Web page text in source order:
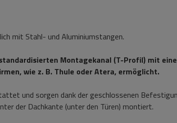
mit Stahl- und Aluminiumstangen.
Montagekanal (T-Profil) mit
wie z. B. Thule oder Atera, ermöglicht.
und sorgen dank der geschlossenen
der Dachkante (unter den Türen) montiert.